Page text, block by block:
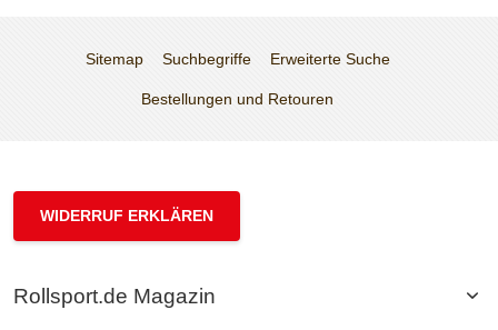
Sitemap Suchbegriffe Erweiterte Suche
Bestellungen und Retouren
WIDERRUF ERKLÄREN
Rollsport.de Magazin